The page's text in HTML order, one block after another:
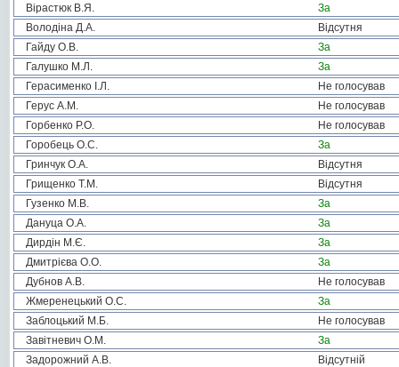
Вірастюк В.Я.
За
Володіна Д.А.
Відсутня
Гайду О.В.
За
Галушко М.Л.
За
Герасименко І.Л.
Не голосував
Герус А.М.
Не голосував
Горбенко Р.О.
Не голосував
Горобець О.С.
За
Гринчук О.А.
Відсутня
Грищенко Т.М.
Відсутня
Гузенко М.В.
За
Дануца О.А.
За
Дирдін М.Є.
За
Дмитрієва О.О.
За
Дубнов А.В.
Не голосував
Жмеренецький О.С.
За
Заблоцький М.Б.
Не голосував
Завітневич О.М.
За
Задорожний А.В.
Відсутній